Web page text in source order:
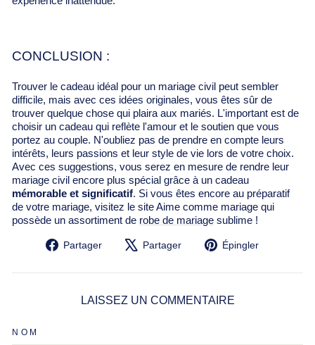
CONCLUSION :
Trouver le cadeau idéal pour un mariage civil peut sembler
difficile, mais avec ces idées originales, vous êtes sûr de
trouver quelque chose qui plaira aux mariés. L'important est de
choisir un cadeau qui reflète l'amour et le soutien que vous
portez au couple. N'oubliez pas de prendre en compte leurs
intérêts, leurs passions et leur style de vie lors de votre choix.
Avec ces suggestions, vous serez en mesure de rendre leur
mariage civil encore plus spécial grâce à un cadeau
mémorable et significatif. Si vous êtes encore au préparatif
de votre mariage, visitez le site Aime comme mariage qui
possède un assortiment de robe de mariage sublime !
Partager
Partager
Facebook
Partager
Tweeter
X
Épingler
Pinterest
LAISSEZ UN COMMENTAIRE
NOM